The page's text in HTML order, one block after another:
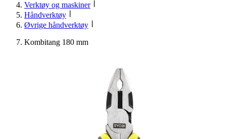
Verktøy og maskiner
Håndverktøy
Øvrige håndverktøy
Kombitang 180 mm